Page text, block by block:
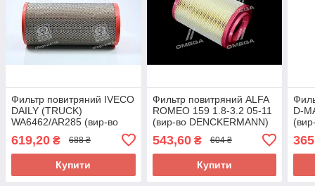
Фильтр повитряний IVECO
DAILY (TRUCK)
WA6462/AR285 (вир-во
UA58
619,20 ₴ 688 ₴
Купити
Фильтр повитряний ALFA
ROMEO 159 1.8-3.2 05-11
(вир-во DENCKERMANN)
543,60₴ 604 ₴
Купити
D-